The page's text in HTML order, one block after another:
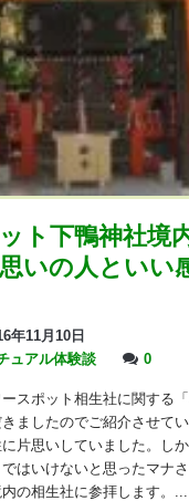
ト下鴨神社境
いの人といい
年11月10日
ュアル体験談
0
スポット相生社に関する
ましたのでご紹介させて
片思いしていました。し
はいけないと思ったマナ
の相生社に参拝します。...